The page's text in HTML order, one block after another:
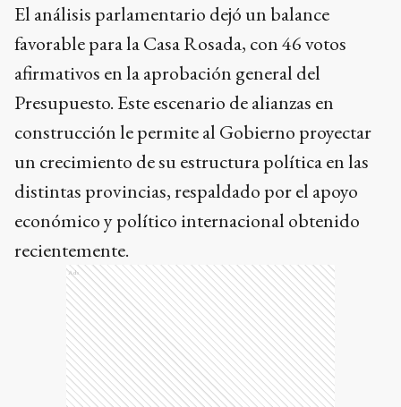
El análisis parlamentario dejó un balance
favorable para la Casa Rosada, con 46 votos
afirmativos en la aprobación general del
Presupuesto. Este escenario de alianzas en
construcción le permite al Gobierno proyectar
un crecimiento de su estructura política en las
distintas provincias, respaldado por el apoyo
económico y político internacional obtenido
recientemente.
Ads